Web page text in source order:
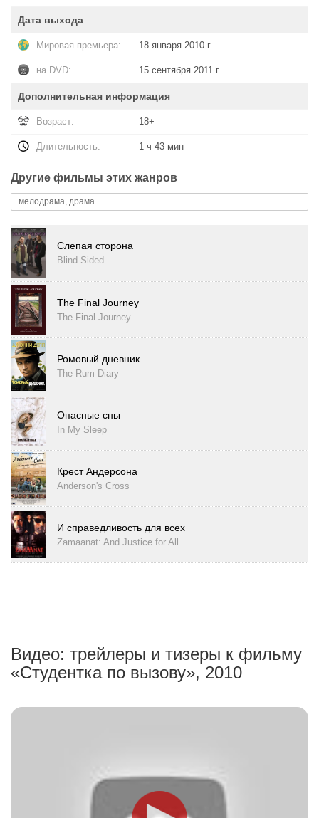
Дата выхода
Мировая премьера: 18 января 2010 г.
на DVD: 15 сентября 2011 г.
Дополнительная информация
Возраст: 18+
Длительность: 1 ч 43 мин
Другие фильмы этих жанров
мелодрама, драма
Слепая сторона
Blind Sided
The Final Journey
The Final Journey
Ромовый дневник
The Rum Diary
Опасные сны
In My Sleep
Крест Андерсона
Anderson's Cross
И справедливость для всех
Zamaanat: And Justice for All
Видео: трейлеры и тизеры к фильму
«Студентка по вызову», 2010